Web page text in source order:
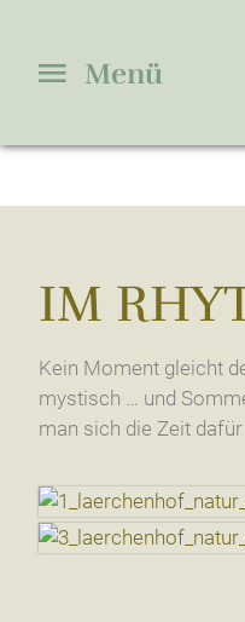
Menü
IM
Kein Moment gleicht
mystisch … und
man sich die Zeit